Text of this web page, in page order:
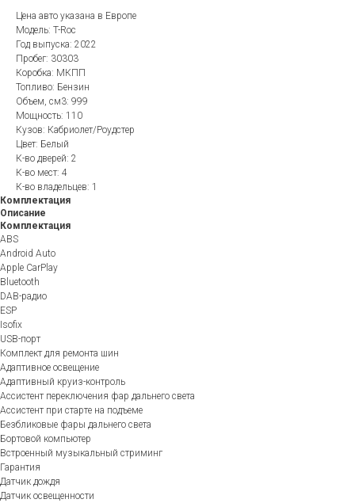
Цена авто указана в Европе
Модель: T-Roc
Год выпуска: 2022
Пробег: 30303
Коробка: МКПП
Топливо: Бензин
Объем, см3: 999
Мощность: 110
Кузов: Кабриолет/Роудстер
Цвет: Белый
К-во дверей: 2
К-во мест: 4
К-во владельцев: 1
Комплектация
Описание
Комплектация
ABS
Android Auto
Apple CarPlay
Bluetooth
DAB-радио
ESP
Isofix
USB-порт
Комплект для ремонта шин
Адаптивное освещение
Адаптивный круиз-контроль
Ассистент переключения фар дальнего света
Ассистент при старте на подъеме
Безбликовые фары дальнего света
Бортовой компьютер
Встроенный музыкальный стриминг
Гарантия
Датчик дождя
Датчик освещенности